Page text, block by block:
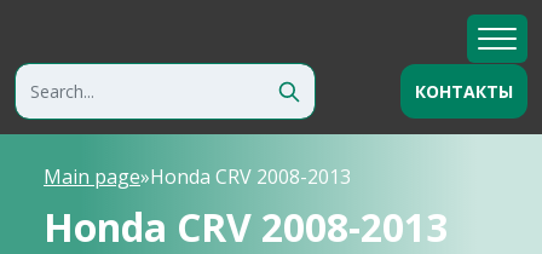
КОНТАКТЫ
Main page»Honda CRV 2008-2013
Honda CRV 2008-2013